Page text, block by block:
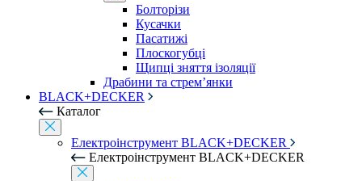
Болторізи
Кусачки
Пасатижі
Плоскогубці
Щипці зняття ізоляції
Драбини та стрем’янки
BLACK+DECKER
Каталог
Електроінструмент BLACK+DECKER
Електроінструмент BLACK+DECKER